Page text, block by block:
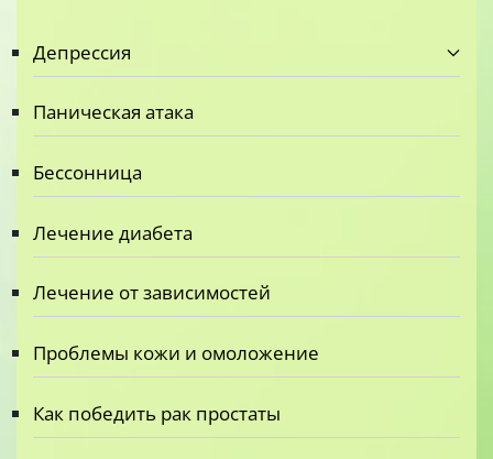
Депрессия
Паническая атака
Бессонница
Лечение диабета
Лечение от зависимостей
Проблемы кожи и омоложение
Как победить рак простаты